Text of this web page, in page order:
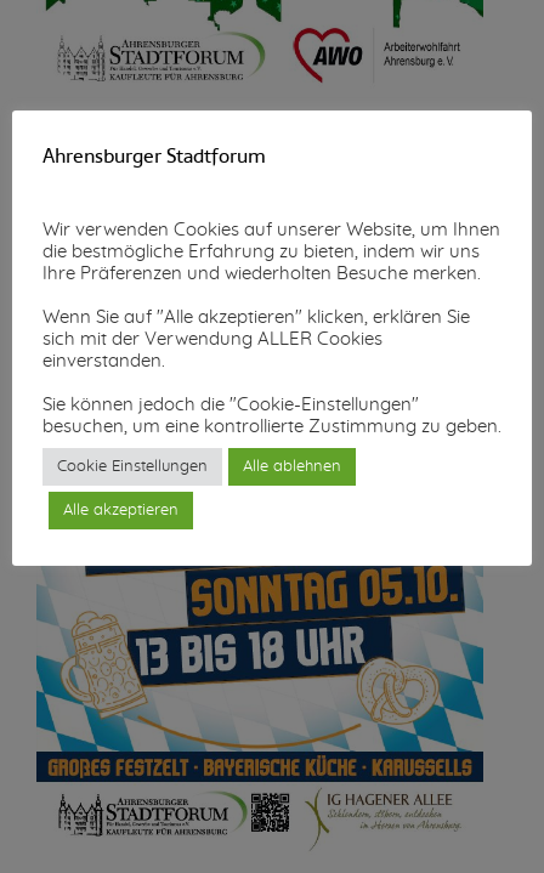
Wunschzettel-Aktion
Ahrensburger Stadtforum
Wir verwenden Cookies auf unserer Website, um Ihnen
die bestmögliche Erfahrung zu bieten, indem wir uns
Ihre Präferenzen und wiederholten Besuche merken.
Wenn Sie auf "Alle akzeptieren" klicken, erklären Sie
sich mit der Verwendung ALLER Cookies
einverstanden.
Sie können jedoch die "Cookie-Einstellungen"
besuchen, um eine kontrollierte Zustimmung zu geben.
Cookie Einstellungen Alle ablehnen
Alle akzeptieren